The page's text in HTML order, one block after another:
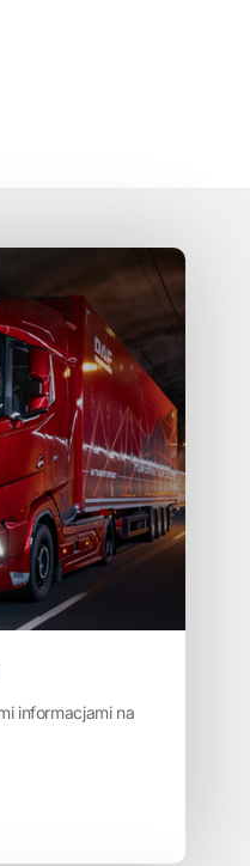
informacjami na